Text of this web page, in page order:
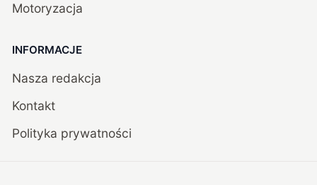
Motoryzacja
INFORMACJE
Nasza redakcja
Kontakt
Polityka prywatności